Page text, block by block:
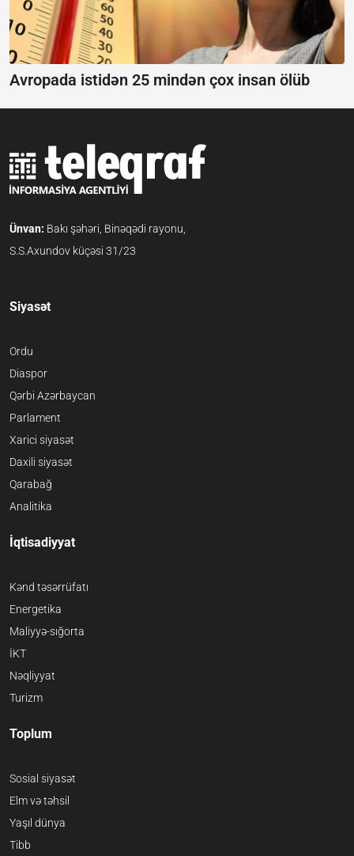
Avropada istidən 25 mindən çox insan ölüb
Ünvan: Bakı şəhəri, Binəqədi rayonu,
S.S.Axundov küçəsi 31/23
Siyasət
Ordu
Diaspor
Qərbi Azərbaycan
Parlament
Xarici siyasət
Daxili siyasət
Qarabağ
Analitika
İqtisadiyyat
Kənd təsərrüfatı
Energetika
Maliyyə-sığorta
İKT
Nəqliyyat
Turizm
Toplum
Sosial siyasət
Elm və təhsil
Yaşıl dünya
Tibb